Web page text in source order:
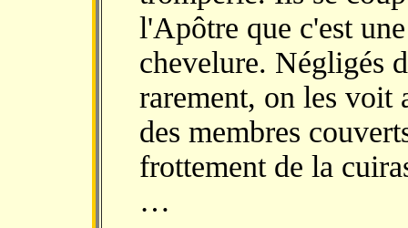
l'Apôtre que c'est
chevelure. Négligés
rarement, on les voit
des membres
frottement de la
…